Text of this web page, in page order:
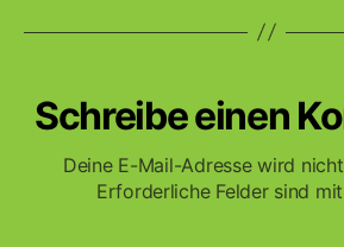
Schreibe einen
Deine E-Mail-Adresse wird
Erforderliche Felder sind mit